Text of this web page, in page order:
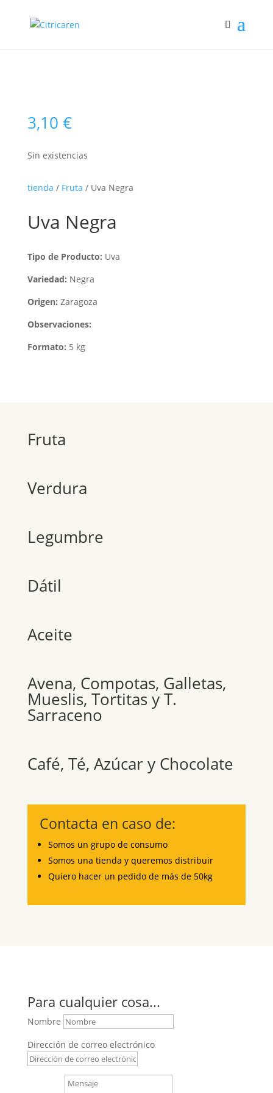
3,10 €
Sin existencias
tienda / Fruta / Uva Negra
Uva Negra
Tipo de Producto: Uva
Variedad: Negra
Origen: Zaragoza
Observaciones:
Formato: 5 kg
Fruta
Verdura
Legumbre
Dátil
Aceite
Avena, Compotas, Galletas,
Mueslis, Tortitas y T.
Sarraceno
Café, Té, Azúcar y Chocolate
Contacta en caso de:
Somos un grupo de consumo
Somos una tienda y queremos distribuir
Quiero hacer un pedido de más de 50kg
Para cualquier cosa...
Nombre
Dirección de correo electrónico